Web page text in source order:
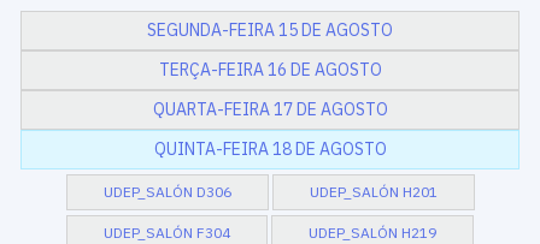
SEGUNDA-FEIRA 15 DE AGOSTO
TERÇA-FEIRA 16 DE AGOSTO
QUARTA-FEIRA 17 DE AGOSTO
QUINTA-FEIRA 18 DE AGOSTO
UDEP_SALÓN D306 UDEP_SALÓN H201
UDEP_SALÓN F304 UDEP_SALÓN H219